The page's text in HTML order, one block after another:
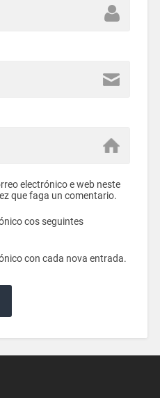
electrónico e web neste
que faga un comentario.
cos seguintes
con cada nova entrada.